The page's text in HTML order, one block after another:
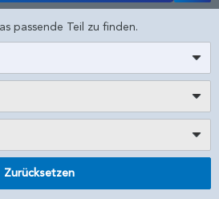
passende Teil zu finden.
Zurücksetzen